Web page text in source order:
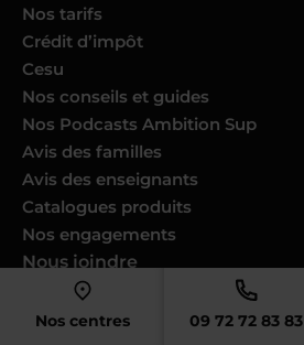
Nos centres 09 72 72 83 83
Nos tarifs
Crédit d’impôt
Cesu
Nos conseils et guides
Nos Podcasts Ambition Sup
Avis des familles
Avis des enseignants
Catalogues produits
Nos engagements
Nous joindre
Devenir enseignant
Devenir professeur musique